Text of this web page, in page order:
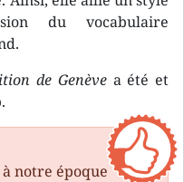
du vocabulaire
de Genèvea été et
notre époque